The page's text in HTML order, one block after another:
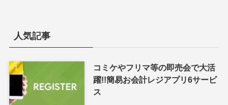
人気記事
コミケやフリマ等の即売会で大活
躍!!簡易お会計レジアプリ6サービ
ス